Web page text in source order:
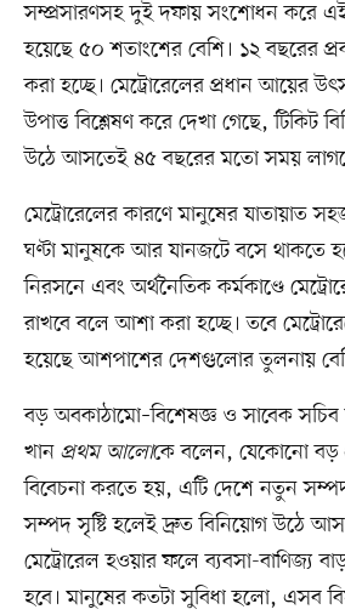
সম্প্রসারণসহ দুই দফায় সংশোধন করে এই
হয়েছে ৫০ শতাংশের বেশি। ১২ বছরের
করা হচ্ছে। মেট্রোরেলের প্রধান আয়ের
উপাত্ত বিশ্লেষণ করে দেখা গেছে, টিকিট
উঠে আসতেই ৪৫ বছরের মতো সময়
মেট্রোরেলের কারণে মানুষের যাতায়াত
ঘণ্টা মানুষকে আর যানজটে বসে থাকতে
নিরসনে এবং অর্থনৈতিক কর্মকাণ্ডে
রাখবে বলে আশা করা হচ্ছে। তবে
হয়েছে আশপাশের দেশগুলোর তুলনায়
বড় অবকাঠামো–বিশেষজ্ঞ ও সাবেক
খান প্রথম আলোকে বলেন, যেকোনো বড়
বিবেচনা করতে হয়, এটি দেশে নতুন সম্পদ
সম্পদ সৃষ্টি হলেই দ্রুত বিনিয়োগ উঠে
মেট্রোরেল হওয়ার ফলে ব্যবসা-বাণিজ্য
হবে। মানুষের কতটা সুবিধা হলো, এসব